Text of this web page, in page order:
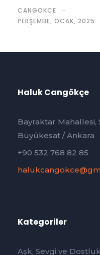
CANGOKCE
PERŞEMBE, OCAK, 2025
Haluk Cangökçe
Bayraktar Mahallesi,
Büyükesat / Ankara
+90 532 768 82 85
Kategoriler
Aşk, Sevgi ve Dostluk